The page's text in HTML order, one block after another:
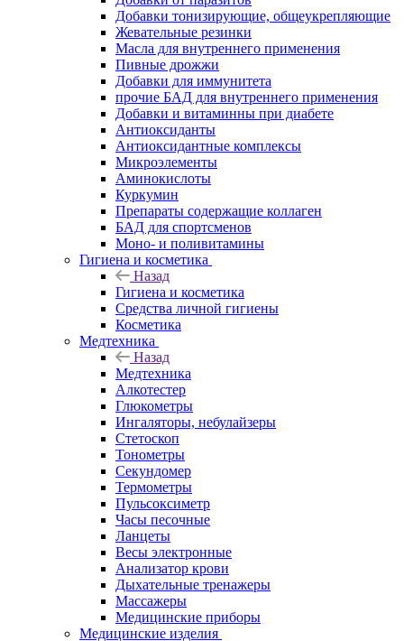
Добавки тонизирующие, общеукрепляющие
Жевательные резинки
Масла для внутреннего применения
Пивные дрожжи
Добавки для иммунитета
прочие БАД для внутреннего применения
Добавки и витаминны при диабете
Антиоксиданты
Антиоксидантные комплексы
Микроэлементы
Аминокислоты
Куркумин
Препараты содержащие коллаген
БАД для спортсменов
Моно- и поливитамины
Гигиена и косметика
Назад
Гигиена и косметика
Средства личной гигиены
Косметика
Медтехника
Назад
Медтехника
Алкотестер
Глюкометры
Ингаляторы, небулайзеры
Стетоскоп
Тонометры
Секундомер
Термометры
Пульсоксиметр
Часы песочные
Ланцеты
Весы электронные
Анализатор крови
Дыхательные тренажеры
Массажеры
Медицинские приборы
Медицинские изделия